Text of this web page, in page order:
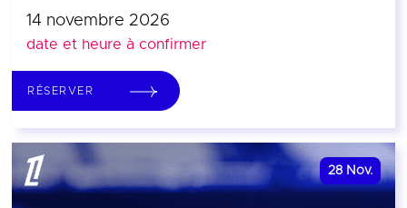
14 novembre 2026
date et heure à confirmer
RÉSERVER
28 Nov.